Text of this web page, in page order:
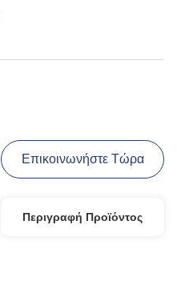
Επικοινωνήστε Τώρα
Περιγραφή Προϊόντος